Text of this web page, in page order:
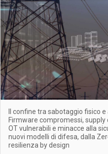
Il confine tra sabotaggio fisico
Firmware compromessi,
OT vulnerabili e minacce alla
nuovi modelli di difesa, dalla
resilienza by design